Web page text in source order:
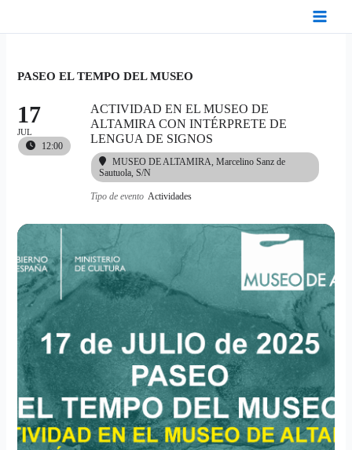
PASEO EL TEMPO DEL MUSEO
17
JUL
12:00
ACTIVIDAD EN EL MUSEO DE
ALTAMIRA CON INTÉRPRETE DE
LENGUA DE SIGNOS
MUSEO DE ALTAMIRA , Marcelino Sanz de
Sautuola, S/N
Tipo de evento Actividades